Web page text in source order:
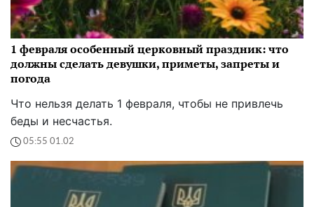
1 февраля особенный церковный праздник: что
должны сделать девушки, приметы, запреты и
погода
Что нельзя делать 1 февраля, чтобы не привлечь
беды и несчастья.
05:55 01.02